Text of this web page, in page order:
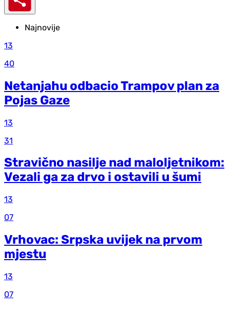
Najnovije
13
40
Netanjahu odbacio Trampov plan za
Pojas Gaze
13
31
Stravično nasilje nad maloljetnikom:
Vezali ga za drvo i ostavili u šumi
13
07
Vrhovac: Srpska uvijek na prvom
mjestu
13
07